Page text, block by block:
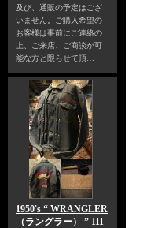
及び、通販の予定はござ
いません。ご購入希望の
お客様は事前にご連絡の
上、ご来店、ご商談が可
能な方と限らせて頂…
1950's “ WRANGLER
（ラングラー） ” 111